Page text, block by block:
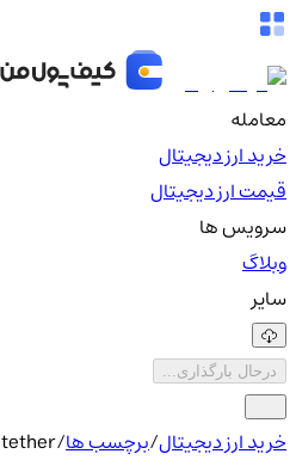
معامله
خرید ارز دیجیتال
قیمت ارز دیجیتال
سرویس ها
وبلاگ
سایر
درحال بارگذاری...
خرید ارز دیجیتال/برچسب ها/
tether